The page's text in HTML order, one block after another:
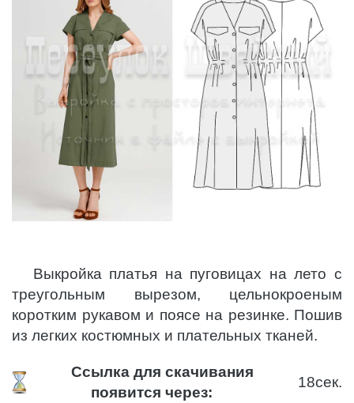
Выкройка платья на пуговицах на лето с
треугольным вырезом, цельнокроеным
коротким рукавом и поясе на резинке. Пошив
из легких костюмных и плательных тканей.
Ссылка для скачивания
появится через:
17сек.